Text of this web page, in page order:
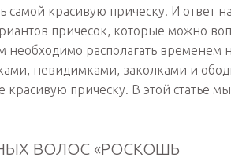
самой красивую прическу. И ответ
причесок, которые можно
необходимо располагать временем
невидимками, заколками и
красивую прическу. В этой статье
ВОЛОС «РОСКОШЬ